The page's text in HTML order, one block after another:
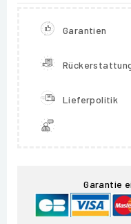
Garantien
Lieferpolitik
Garantie